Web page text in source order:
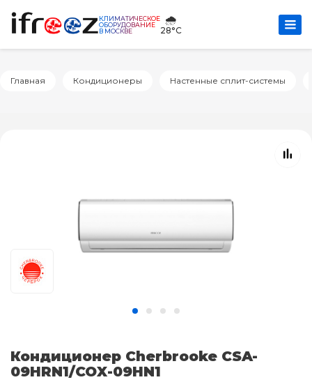
КЛИМАТИЧЕСКОЕ
ОБОРУДОВАНИЕ
В МОСКВЕ
🌧️
28°C
Главная Кондиционеры Настенные сплит-системы
Кондиционер Cherbrooke CSA-
09HRN1/COX-09HN1